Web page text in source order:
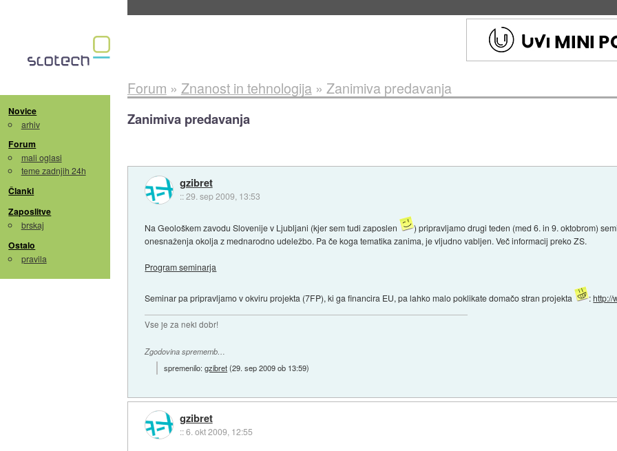
Novice
arhiv
Forum
mali oglasi
teme zadnjih 24h
Članki
Zaposlitve
brskaj
Ostalo
pravila
Forum » Znanost in tehnologija» Zanimiva predavanja
Zanimiva predavanja
gzibret
::29. sep 2009, 13:53
Na Geološkem zavodu Slovenije v Ljubljani (kjer sem tudi zaposlen
) pripravljamo drugi teden (med 6. in 9. oktobrom)
onesnaženja okolja z mednarodno udeležbo. Pa če koga tematika zanima, je vljudno vabljen. Več informacij preko ZS.
Program seminarja
Seminar pa pripravljamo v okviru projekta (7FP), ki ga financira EU, pa lahko malo poklikate domačo stran projekta :http://
Vse je za neki dobr!
Zgodovina sprememb…
spremenilo:gzibret(29. sep 2009 ob 13:59)
gzibret
::6. okt 2009, 12:55